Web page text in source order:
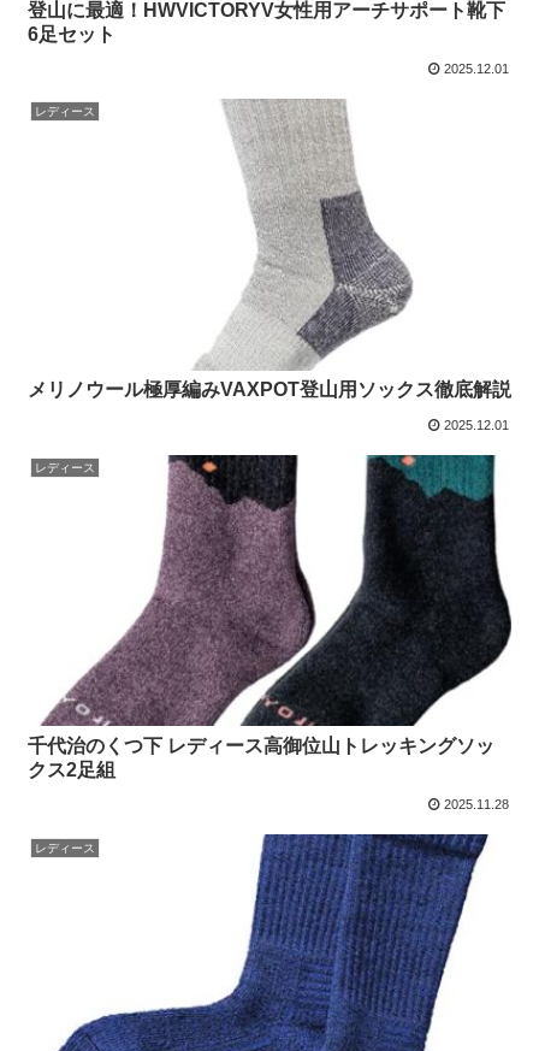
登山に最適！HWVICTORYV女性用アーチサポート靴下
6足セット
2025.12.01
レディース
メリノウール極厚編みVAXPOT登山用ソックス徹底解説
2025.12.01
レディース
千代治のくつ下 レディース高御位山トレッキングソッ
クス2足組
2025.11.28
レディース